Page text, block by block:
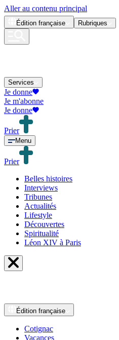
Aller au contenu principal
Édition française Rubriques
Services
Je donne
Je m'abonne
Je donne
Prier
Menu
Prier
Belles histoires
Interviews
Tribunes
Actualités
Lifestyle
Découvertes
Spiritualité
Léon XIV à Paris
Édition française
Cotignac
Vacances